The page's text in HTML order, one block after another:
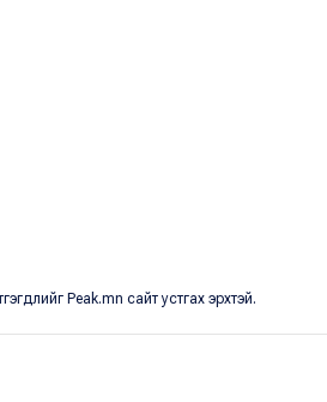
Peak.mn сайт устгах эрхтэй.